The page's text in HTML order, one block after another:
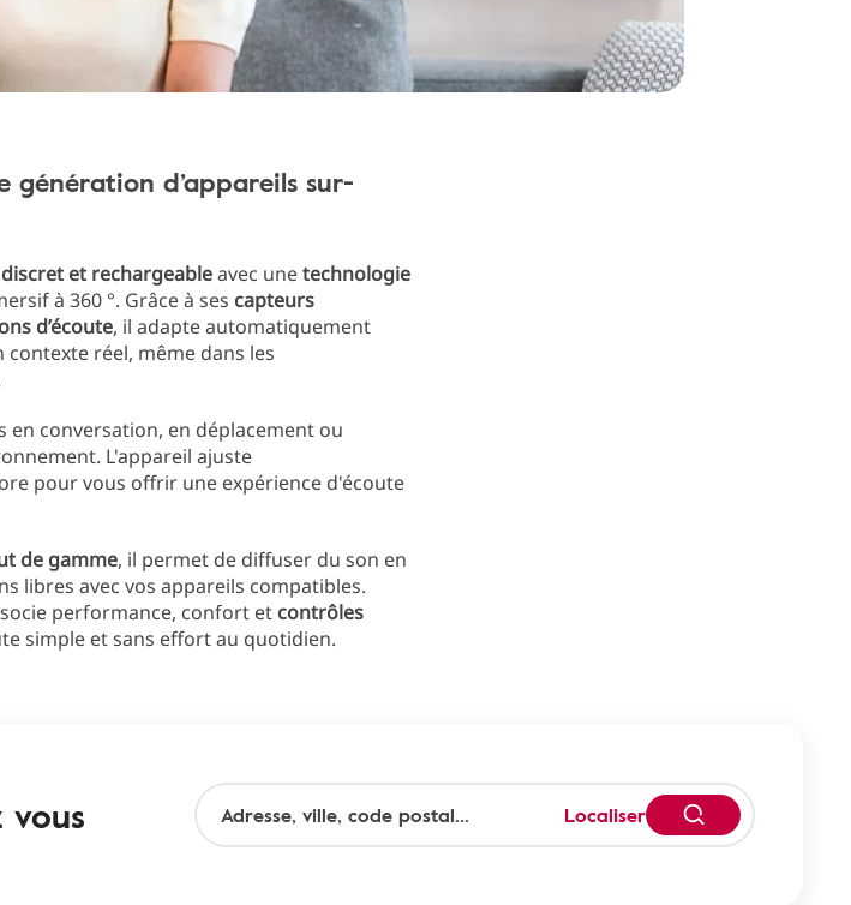
génération d’appareils sur-
et rechargeableavec unetechnologie
à 360 °. Grâce à ses capteurs
d’écoute, il adapte automatiquement
contexte réel, même dans les
conversation, en déplacement ou
L'appareil ajuste
pour vous offrir une expérience d'écoute
de gamme, il permet de diffuser du son en
libres avec vos appareils compatibles.
performance, confort et contrôles
simple et sans effort au quotidien.
Localiser